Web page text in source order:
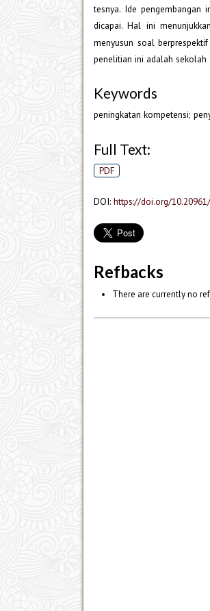
tesnya. Ide pengembangan
dicapai. Hal ini
menyusun soal
penelitian ini adalah sekolah
Keywords
peningkatan kompetensi;
Full Text:
PDF
DOI: https://doi.org/
Refbacks
There are currently no